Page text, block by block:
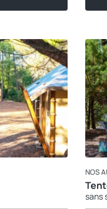
NOS
sans